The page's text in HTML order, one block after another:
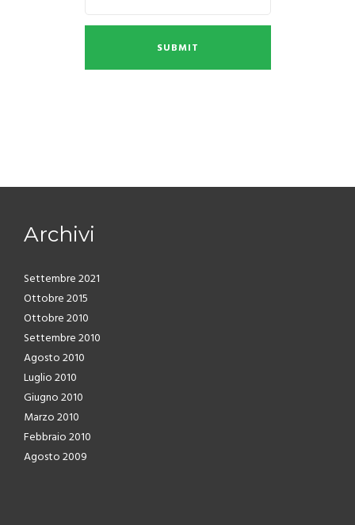
Archivi
Settembre 2021
Ottobre 2015
Ottobre 2010
Settembre 2010
Agosto 2010
Luglio 2010
Giugno 2010
Marzo 2010
Febbraio 2010
Agosto 2009